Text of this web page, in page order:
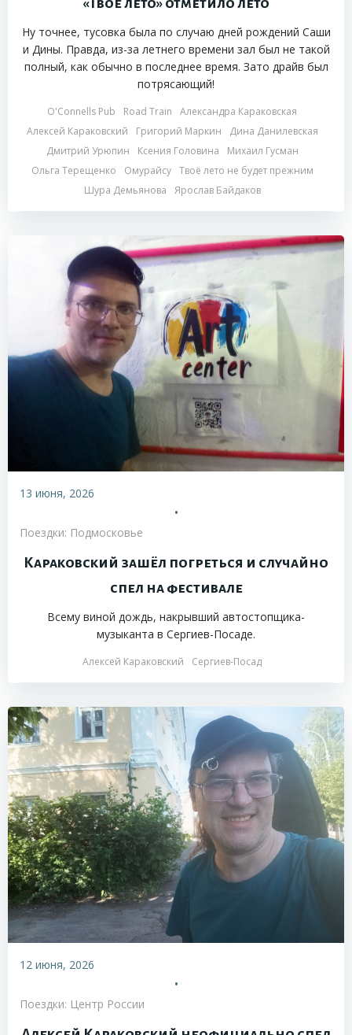
«Твоё лето» отметило лето
Ну точнее, тусовка была по случаю дней рождений Саши
и Дины. Правда, из-за летнего времени зал был не такой
полный, как обычно в последнее время. Зато драйв был
потрясающий!
O'Connells Pub Road Train
Александра Караковская
Алексей Караковский
Григорий Маркин
Дина Данилевская
Дмитрий Урюпин
Ксения Головина
Михаил Гусман
Ольга Терещенко
Омурайсу
Твоё лето не будет прежним
Шура Демьянова
Ярослав Байдаков
13 июня, 2026
•
Поездки: Подмосковье
Караковский зашёл погреться и случайно
спел на фестивале
Всему виной дождь, накрывший автостопщика-
музыканта в Сергиев-Посаде.
Алексей Караковский Сергиев-Посад
12 июня, 2026
•
Поездки: Центр России